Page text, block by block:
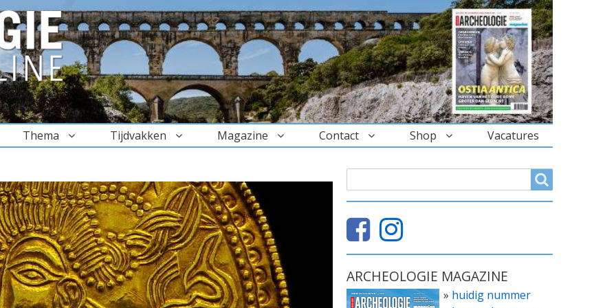
Thema Tijdvakken Magazine Contact Shop Vacatures
ARCHEOLOGIE MAGAZINE
» huidig nummer